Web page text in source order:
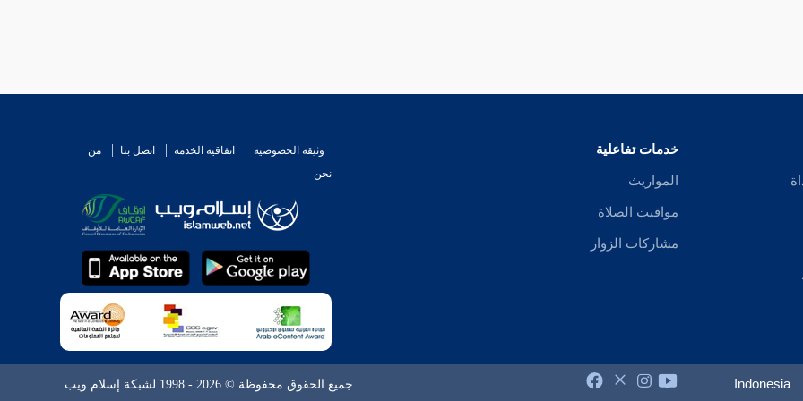
خدمات تفاعلية
المواريث
مواقيت الصلاة
مشاركات الزوار
وثيقة الخصوصية اتفاقية الخدمة اتصل بنا
من
نحن
Indonesia جميع الحقوق محفوظة © 2026 - 1998 لشبكة إسلام ويب